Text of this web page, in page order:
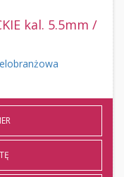
kal. 5.5mm /